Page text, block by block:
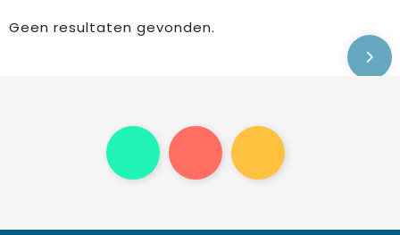
Geen resultaten gevonden.